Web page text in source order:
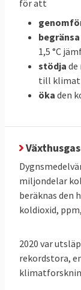
se källan.
och
den så
delas
som
förbrukar
per
i
förbrukar
TABELL
för att
begränsa
1,5 °C
stödja de
till
öka den
miljondelar
beräknas den
koldioxid, ppm,
2020 var
rekordstora,